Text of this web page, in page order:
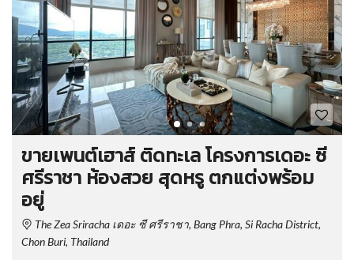
ขายเพนต์เฮาส์ ติดทะเล โครงการเดอะ ซี
ศรีราชา ห้องสวย สุดหรู ตกแต่งพร้อม
อยู่
The Zea Sriracha เดอะ ซี ศรีราชา, Bang Phra, Si Racha District,
Chon Buri, Thailand